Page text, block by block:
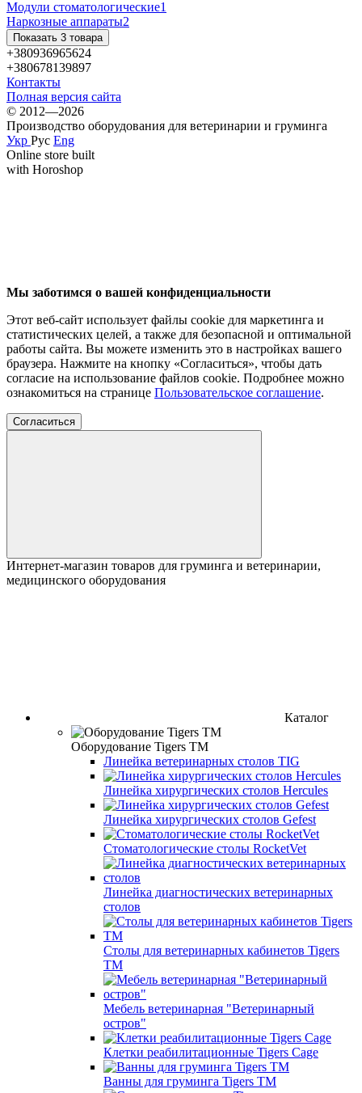
Модули стоматологические1
Наркозные аппараты2
Показать 3 товара
+380936965624
+380678139897
Контакты
Полная версия сайта
© 2012—2026
Производство оборудования для ветеринарии и груминга
Укр Рус Eng
Online store built
with Horoshop
Мы заботимся о вашей конфиденциальности
Этот веб-сайт использует файлы cookie для маркетинга и
статистических целей, а также для безопасной и оптимальной
работы сайта. Вы можете изменить это в настройках вашего
браузера. Нажмите на кнопку «Согласиться», чтобы дать
согласие на использование файлов cookie. Подробнее можно
ознакомиться на странице Пользовательское соглашение.
Согласиться
Интернет-магазин товаров для груминга и ветеринарии,
медицинского оборудования
Каталог
Оборудование Tigers TM
Линейка ветеринарных столов TIG
Линейка хирургических столов Hercules
Линейка хирургических столов Gefest
Стоматологические столы RocketVet
Линейка диагностических ветеринарных
столов
Столы для ветеринарных кабинетов Tigers
TM
Мебель ветеринарная "Ветеринарный
остров"
Клетки реабилитационные Tigers Cage
Ванны для груминга Tigers TM